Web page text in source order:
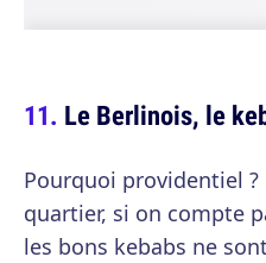
Le Berlinois, le
Pourquoi providentiel ?
quartier, si on compte
les bons kebabs ne